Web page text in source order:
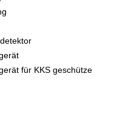
für KKS geschütze